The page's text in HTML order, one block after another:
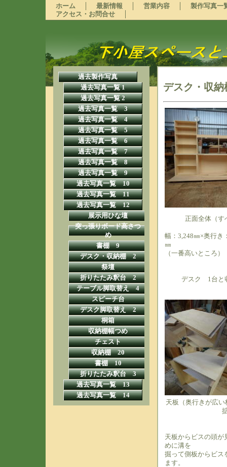
ホーム 最新情報 営業内容
製作写真一
アクセス・お問合せ
過去製作写真
過去写真一覧 1
過去写真一覧 2
過去写真一覧 3
過去写真一覧 4
過去写真一覧 5
過去写真一覧 6
過去写真一覧 7
過去写真一覧 8
過去写真一覧 9
過去写真一覧 10
過去写真一覧 11
過去写真一覧 12
展示用ひな壇
突っ張りボード高さつ
め
書棚 9
デスク・収納棚 2
祭壇
折りたたみ釈台 2
テーブル脚取替え 4
スピーチ台
デスク脚取替え 2
桐箱
収納棚幅つめ
チェスト
収納棚 20
書棚 10
折りたたみ釈台 3
過去写真一覧 13
過去写真一覧 14
デスク・収
正面全体（す
幅：3,248㎜×奥行き
㎜
（一番高いところ）
デスク 1台と
天板（奥行きが広
天板からビスの頭が
めに溝を
掘って側板からビス
ます。